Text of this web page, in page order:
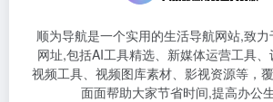
顺为导航是一个实用的生活导航网站,致
网址,包括AI工具精选、新媒体运营工具
视频工具、视频图库素材、影视资源等，
面面帮助大家节省时间,提高办公